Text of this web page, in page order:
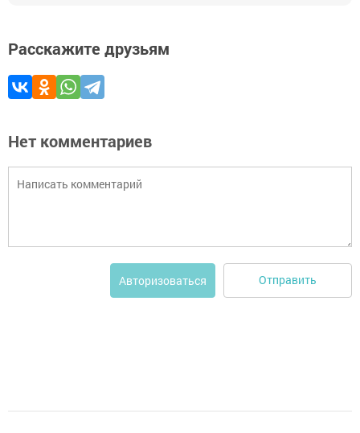
Расскажите друзьям
Нет комментариев
Авторизоваться Отправить